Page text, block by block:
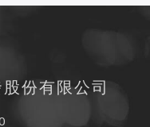
份有限公司